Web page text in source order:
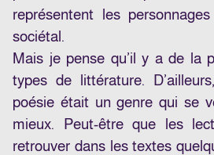
représentent les
sociétal.
Mais je pense qu’il y a de la
types de littérature.
poésie était un genre qui se
mieux. Peut-être que les
retrouver dans les textes